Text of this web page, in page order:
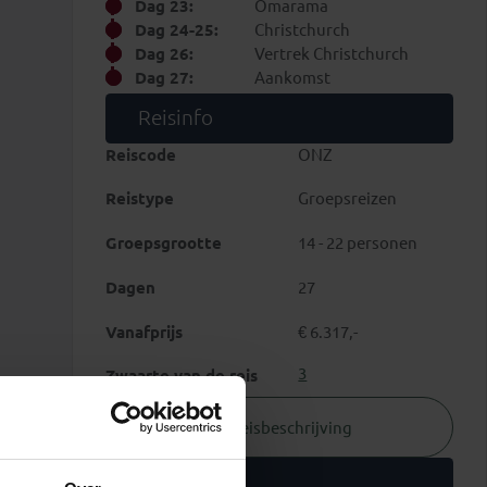
Dag 23:
Omarama
Dag 24-25:
Christchurch
Dag 26:
Vertrek Christchurch
Dag 27:
Aankomst
Reisinfo
Reiscode ONZ
Reistype Groepsreizen
Groepsgrootte 14 - 22 personen
Dagen 27
Vanafprijs € 6.317,-
Zwaarte van de reis 3
Reisbeschrijving